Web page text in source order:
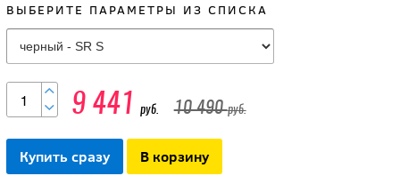
ВЫБЕРИТЕ ПАРАМЕТРЫ ИЗ СПИСКА
9 441 руб. 10 490руб.
Купить сразу В корзину
BAUER S22 LS
NECKPROTECT SR
(длинный рукав)
7 641